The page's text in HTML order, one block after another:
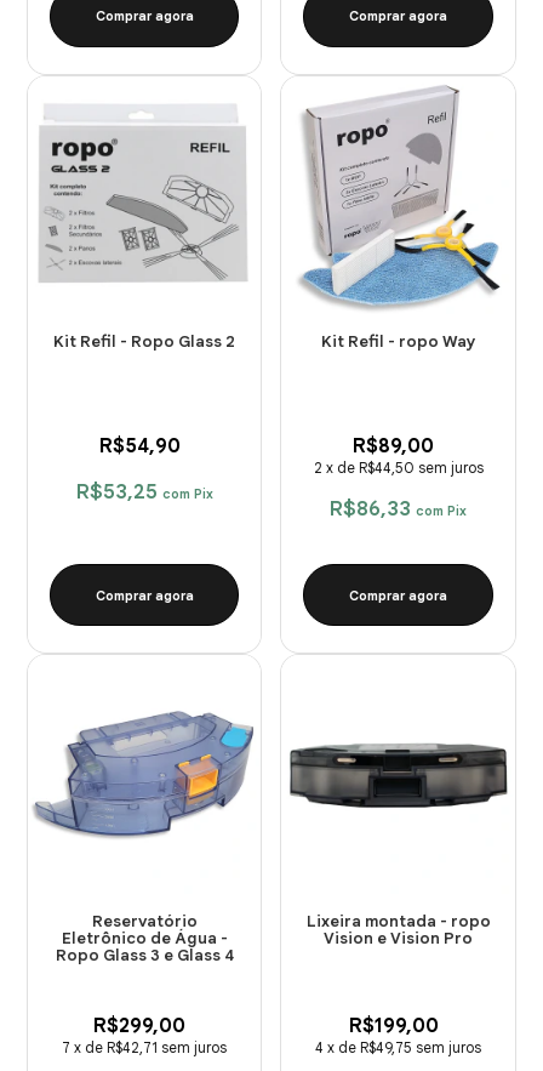
Comprar agora Comprar agora
Kit Refil - Ropo Glass 2
R$54,90
R$53,25 com Pix
Comprar agora
Kit Refil - ropo Way
R$89,00
R$86,33com Pix
2 x de R$44,50 sem juros
Comprar agora
Reservatório
Eletrônico de Água -
Ropo Glass 3 e Glass 4
R$299,00
7 x de R$42,71 sem juros
Lixeira montada - ropo
Vision e Vision Pro
R$199,00
4 x de R$49,75 sem juros